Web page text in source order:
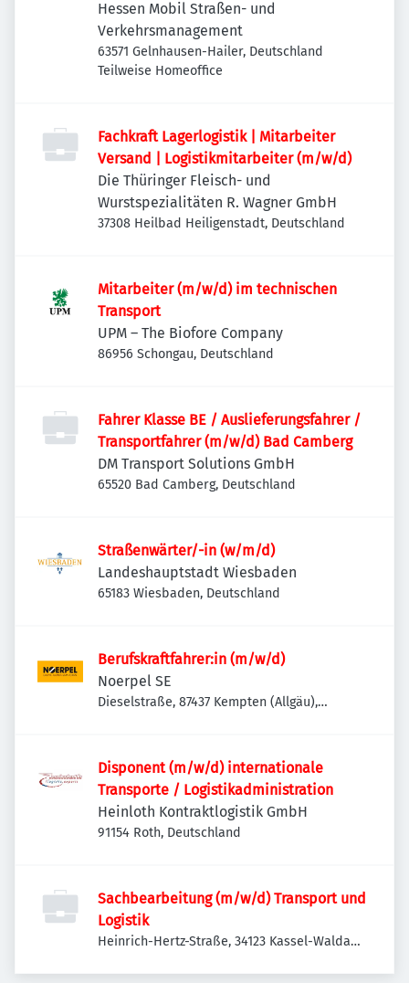
Hessen Mobil Straßen- und
Verkehrsmanagement
63571 Gelnhausen-Hailer, Deutschland
Teilweise Homeoffice
Fachkraft Lagerlogistik | Mitarbeiter
Versand | Logistikmitarbeiter (m/w/d)
Die Thüringer Fleisch- und
Wurstspezialitäten R. Wagner GmbH
37308 Heilbad Heiligenstadt, Deutschland
Mitarbeiter (m/w/d) im technischen
Transport
UPM – The Biofore Company
86956 Schongau, Deutschland
Fahrer Klasse BE / Auslieferungsfahrer /
Transportfahrer (m/w/d) Bad Camberg
DM Transport Solutions GmbH
65520 Bad Camberg, Deutschland
Straßenwärter/-in (w/m/d)
Landeshauptstadt Wiesbaden
65183 Wiesbaden, Deutschland
Berufskraftfahrer:in (m/w/d)
Noerpel SE
Dieselstraße, 87437 Kempten (Allgäu),
Disponent (m/w/d) internationale
Transporte / Logistikadministration
Heinloth Kontraktlogistik GmbH
91154 Roth, Deutschland
Sachbearbeitung (m/w/d) Transport und
Logistik
Heinrich-Hertz-Straße, 34123 Kassel-Waldau,